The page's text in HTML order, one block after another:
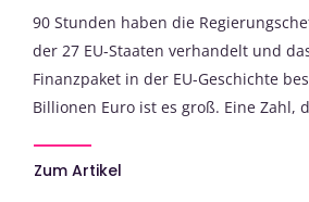
90 Stunden haben die
der 27 EU-Staaten verhandelt und
Finanzpaket in der EU-Geschichte
Billionen Euro ist es groß. Eine Zahl,
Zum Artikel